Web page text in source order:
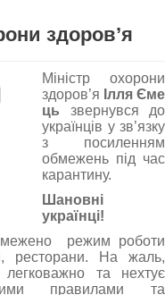
здоров’я
Міністр охорони
здоров’я Ілля Єме
ць звернувся до
українців у зв’язку
з посиленням
обмежень під час
карантину.
Шановні
українці!
режим роботи
ресторани. На жаль,
та нехтує
правилами та